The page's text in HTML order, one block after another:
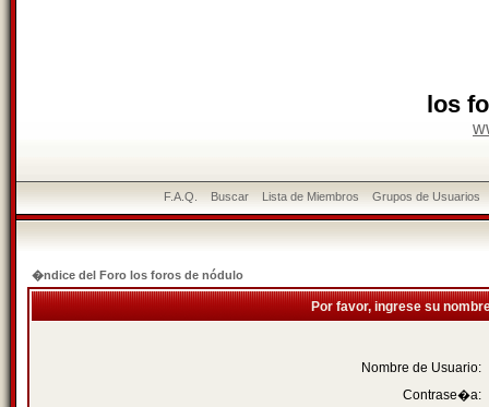
los
F.A.Q. Buscar Lista de Miembros Grupos de Usuarios
�ndice del Foro los foros de nódulo
Por favor, ingrese su
Nombre de Usuario:
Contrase�a: